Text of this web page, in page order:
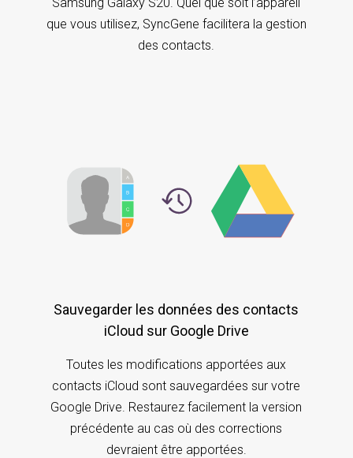
que vous utilisez, SyncGene facilitera la gestion
des contacts.
Sauvegarder les données des contacts
iCloud sur Google Drive
Toutes les modifications apportées aux
contacts iCloud sont sauvegardées sur votre
Google Drive. Restaurez facilement la version
précédente au cas où des corrections
devraient être apportées.